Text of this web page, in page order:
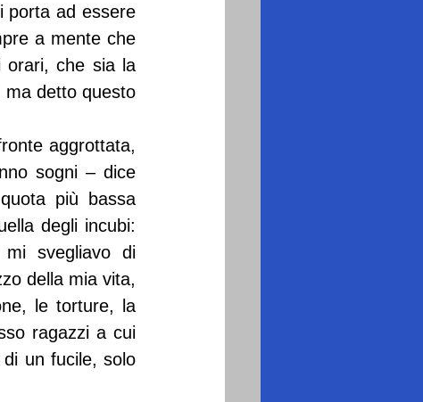
porta ad essere
a mente che
orari, che sia la
ma detto questo
aggrottata,
sogni – dice
più bassa
degli incubi:
svegliavo di
della mia vita,
le torture, la
ragazzi a cui
un fucile, solo